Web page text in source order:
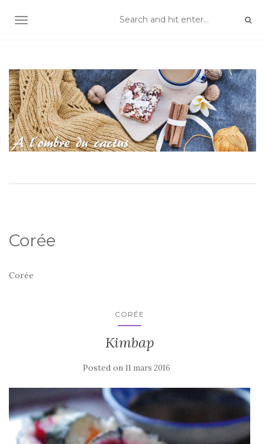
TOGGLE NAVIGATION
Corée
Corée
CORÉE
Kimbap
Posted on 11 mars 2016